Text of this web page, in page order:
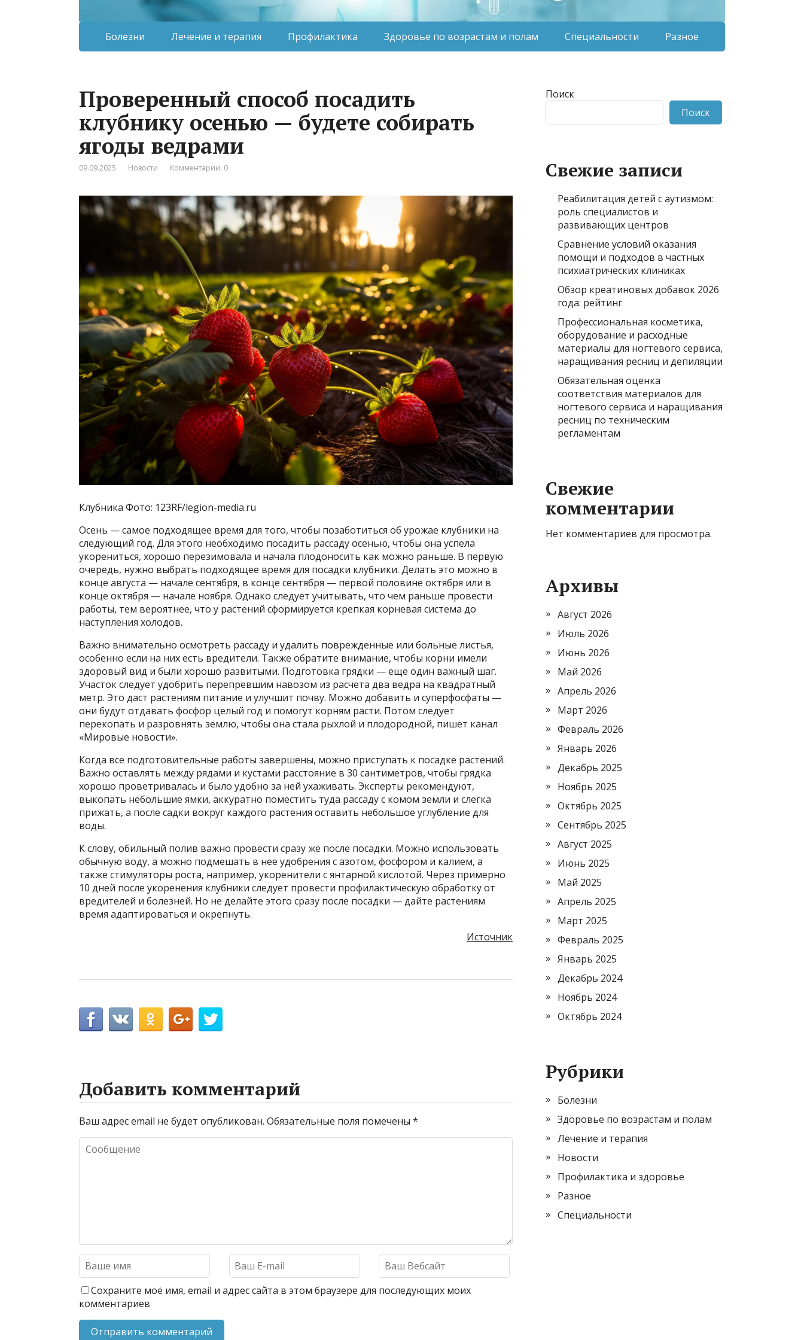
Болезни Лечение и терапия Профилактика Здоровье по возрастам и полам Специальности Разное
Проверенный способ посадить
клубнику осенью — будете собирать
ягоды ведрами
09.09.2025 Новости Комментарии: 0
Клубника Фото: 123RF/legion-media.ru
Осень — самое подходящее время для того, чтобы позаботиться об урожае клубники на
следующий год. Для этого необходимо посадить рассаду осенью, чтобы она успела
укорениться, хорошо перезимовала и начала плодоносить как можно раньше. В первую
очередь, нужно выбрать подходящее время для посадки клубники. Делать это можно в
конце августа — начале сентября, в конце сентября — первой половине октября или в
конце октября — начале ноября. Однако следует учитывать, что чем раньше провести
работы, тем вероятнее, что у растений сформируется крепкая корневая система до
наступления холодов.
Важно внимательно осмотреть рассаду и удалить поврежденные или больные листья,
особенно если на них есть вредители. Также обратите внимание, чтобы корни имели
здоровый вид и были хорошо развитыми. Подготовка грядки — еще один важный шаг.
Участок следует удобрить перепревшим навозом из расчета два ведра на квадратный
метр. Это даст растениям питание и улучшит почву. Можно добавить и суперфосфаты —
они будут отдавать фосфор целый год и помогут корням расти. Потом следует
перекопать и разровнять землю, чтобы она стала рыхлой и плодородной, пишет канал
«Мировые новости».
Когда все подготовительные работы завершены, можно приступать к посадке растений.
Важно оставлять между рядами и кустами расстояние в 30 сантиметров, чтобы грядка
хорошо проветривалась и было удобно за ней ухаживать. Эксперты рекомендуют,
выкопать небольшие ямки, аккуратно поместить туда рассаду с комом земли и слегка
прижать, а после садки вокруг каждого растения оставить небольшое углубление для
воды.
К слову, обильный полив важно провести сразу же после посадки. Можно использовать
обычную воду, а можно подмешать в нее удобрения с азотом, фосфором и калием, а
также стимуляторы роста, например, укоренители с янтарной кислотой. Через примерно
10 дней после укоренения клубники следует провести профилактическую обработку от
вредителей и болезней. Но не делайте этого сразу после посадки — дайте растениям
время адаптироваться и окрепнуть.
Источник
Добавить комментарий
Ваш адрес email не будет опубликован. Обязательные поля помечены *
Сохраните моё имя, email и адрес сайта в этом браузере для последующих моих
комментариев
Поиск
Поиск
Свежие записи
Реабилитация детей с аутизмом:
роль специалистов и
развивающих центров
Сравнение условий оказания
помощи и подходов в частных
психиатрических клиниках
Обзор креатиновых добавок 2026
года: рейтинг
Профессиональная косметика,
оборудование и расходные
материалы для ногтевого сервиса,
наращивания ресниц и депиляции
Обязательная оценка
соответствия материалов для
ногтевого сервиса и наращивания
ресниц по техническим
регламентам
Свежие
комментарии
Нет комментариев для просмотра.
Архивы
Август 2026
Июль 2026
Июнь 2026
Май 2026
Апрель 2026
Март 2026
Февраль 2026
Январь 2026
Декабрь 2025
Ноябрь 2025
Октябрь 2025
Сентябрь 2025
Август 2025
Июнь 2025
Май 2025
Апрель 2025
Март 2025
Февраль 2025
Январь 2025
Декабрь 2024
Ноябрь 2024
Октябрь 2024
Рубрики
Болезни
Здоровье по возрастам и полам
Лечение и терапия
Новости
Профилактика и здоровье
Разное
Специальности